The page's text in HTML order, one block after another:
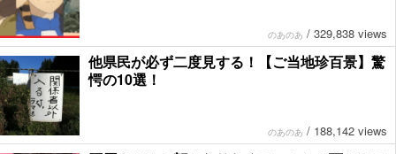
のあのあ / 329,838 views
他県民が必ず二度見する！【ご当地珍百景】驚
愕の10選！
のあのあ / 188,142 views